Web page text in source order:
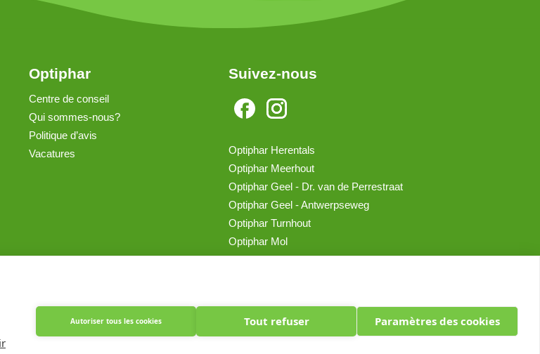
Autoriser tous les cookies Tout refuser Paramètres des cookies
Optiphar
Centre de conseil
Qui sommes-nous?
Politique d’avis
Vacatures
Suivez-nous
Optiphar Herentals
Optiphar Meerhout
Optiphar Geel - Dr. van de Perrestraat
Optiphar Geel - Antwerpseweg
Optiphar Turnhout
Optiphar Mol